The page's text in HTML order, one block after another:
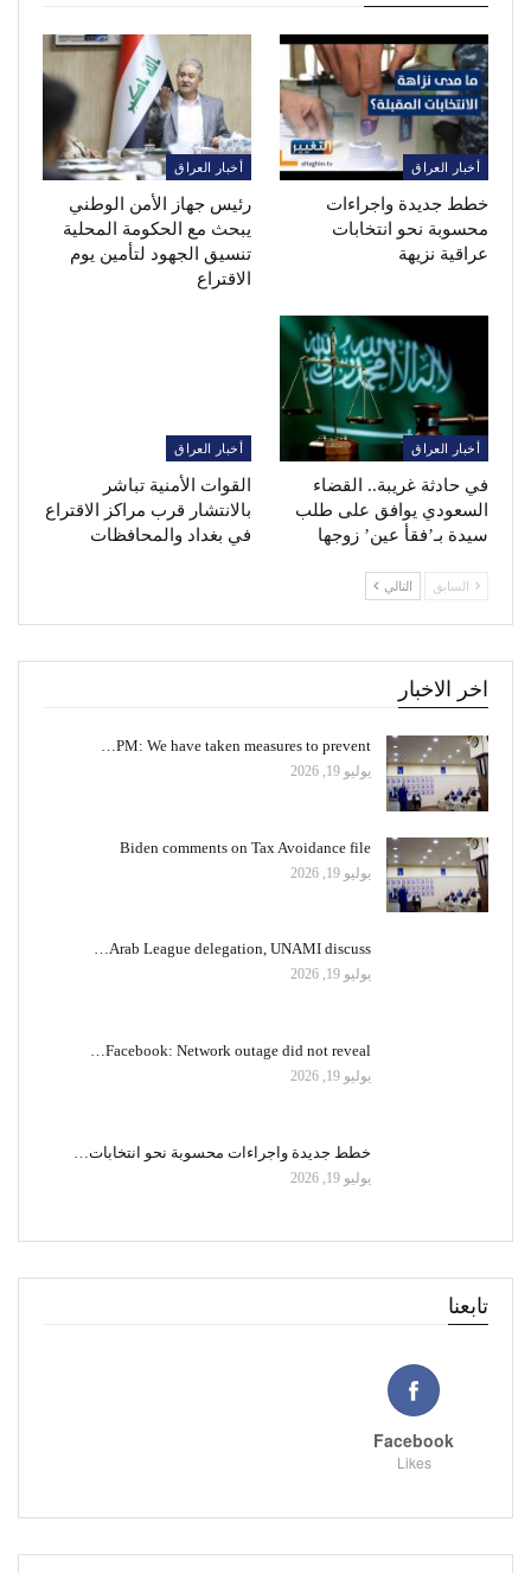
أخبار العراق
خطط جديدة واجراءات
محسوبة نحو انتخابات
عراقية نزيهة
أخبار العراق
رئيس جهاز الأمن الوطني
يبحث مع الحكومة المحلية
تنسيق الجهود لتأمين يوم
الاقتراع
أخبار العراق
في حادثة غريبة.. القضاء
السعودي يوافق على طلب
سيدة بـ’فقأ عين’ زوجها
أخبار العراق
القوات الأمنية تباشر
بالانتشار قرب مراكز الاقتراع
في بغداد والمحافظات
السابق التالي
اخر الاخبار
PM: We have taken measures to prevent…
يوليو 19, 2026
Biden comments on Tax Avoidance file
يوليو 19, 2026
Arab League delegation, UNAMI discuss…
يوليو 19, 2026
Facebook: Network outage did not reveal…
يوليو 19, 2026
خطط جديدة واجراءات محسوبة نحو انتخابات…
يوليو 19, 2026
تابعنا
Facebook
Likes